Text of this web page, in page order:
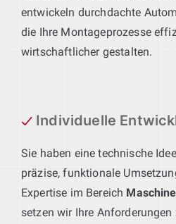
entwickeln durchdachte
die Ihre Montageprozesse
wirtschaftlicher gestalten.
Individuelle
Sie haben eine technische
präzise, funktionale
Expertise im Bereich
setzen wir Ihre